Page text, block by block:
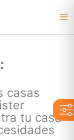
casas
tu casa